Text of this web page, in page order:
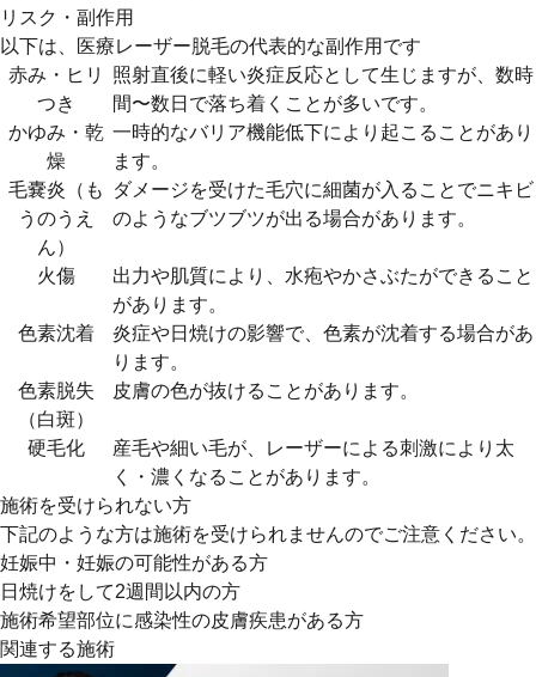
リスク・副作用
以下は、医療レーザー脱毛の代表的な副作用です
赤み・ヒリ
つき
照射直後に軽い炎症反応として生じますが、数時
間〜数日で落ち着くことが多いです。
かゆみ・乾
燥
一時的なバリア機能低下により起こることがあり
ます。
毛嚢炎（も
うのうえ
ん）
ダメージを受けた毛穴に細菌が入ることでニキビ
のようなブツブツが出る場合があります。
火傷
出力や肌質により、水疱やかさぶたができること
があります。
色素沈着
炎症や日焼けの影響で、色素が沈着する場合があ
ります。
色素脱失
（白斑）
皮膚の色が抜けることがあります。
硬毛化
産毛や細い毛が、レーザーによる刺激により太
く・濃くなることがあります。
施術を受けられない方
下記のような方は施術を受けられませんのでご注意ください。
妊娠中・妊娠の可能性がある方
日焼けをして2週間以内の方
施術希望部位に感染性の皮膚疾患がある方
関連する施術